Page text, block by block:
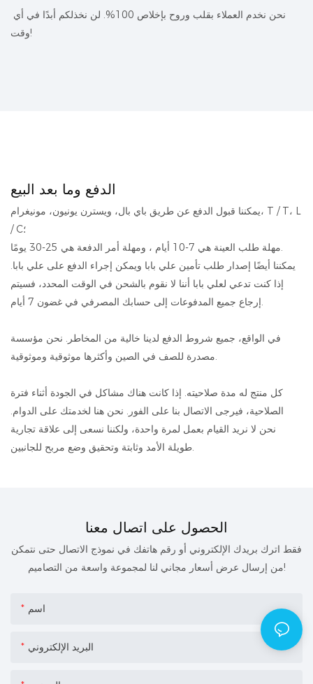
وقت!
الدفع وما بعد البيع
يمكننا قبول الدفع عن طريق باي بال، ويسترن يونيون، مونيغرام، T / T، L
مهلة طلب العينة هي 7-10 أيام ، ومهلة أمر الدفعة هي 25-30 يومًا.
يمكننا أيضًا إصدار طلب تأمين علي بابا ويمكن إجراء الدفع على علي بابا.
إذا كنت تدعي لعلي بابا أننا لا نقوم بالشحن في الوقت المحدد، فسيتم
إرجاع جميع المدفوعات إلى حسابك المصرفي في غضون 7 أيام.
في الواقع، جميع شروط الدفع لدينا خالية من المخاطر. نحن مؤسسة
مصدرة للصف في الصين وأكثرها موثوقية وموثوقية.
كل منتج له مدة صلاحيته. إذا كانت هناك مشاكل في الجودة أثناء فترة
الصلاحية، فيرجى الاتصال بنا على الفور. نحن هنا لخدمتك على الدوام.
نحن لا نريد القيام بعمل لمرة واحدة، ولكننا نسعى إلى علاقة تجارية
طويلة الأمد وثابتة وتحقيق وضع مربح للجانبين.
الحصول على اتصال معنا
فقط اترك بريدك الإلكتروني أو رقم هاتفك في نموذج الاتصال حتى نتمكن
من إرسال عرض أسعار مجاني لنا لمجموعة واسعة من التصاميم!
اسم
البريد الإلكتروني